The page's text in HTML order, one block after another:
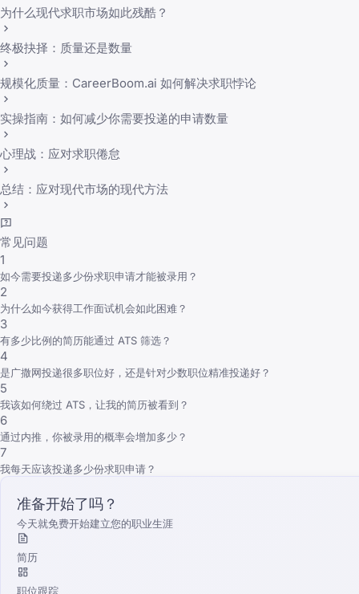
为什么现代求职市场如此残酷？
终极抉择：质量还是数量
规模化质量：CareerBoom.ai 如何解决求职悖论
实操指南：如何减少你需要投递的申请数量
心理战：应对求职倦怠
总结：应对现代市场的现代方法
常见问题
1
如今需要投递多少份求职申请才能被录用？
2
为什么如今获得工作面试机会如此困难？
3
有多少比例的简历能通过 ATS 筛选？
4
是广撒网投递很多职位好，还是针对少数职位精准投递好？
5
我该如何绕过 ATS，让我的简历被看到？
6
通过内推，你被录用的概率会增加多少？
7
我每天应该投递多少份求职申请？
准备开始了吗？
今天就免费开始建立您的职业生涯
简历
职位跟踪